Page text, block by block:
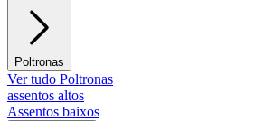
Poltronas
Ver tudo Poltronas
assentos altos
Assentos baixos